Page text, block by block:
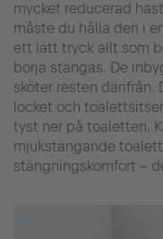
mycket reducerad
måste du hålla den i
ett lätt tryck allt som
börja stängas. De
sköter resten därifrån.
locket och
tyst ner på toaletten.
mjukstängande
stängningskomfort –